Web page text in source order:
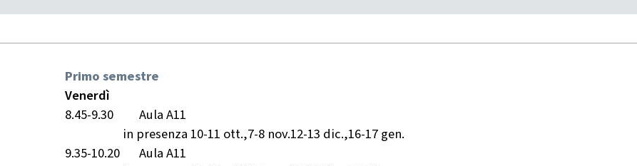
Primo semestre
Venerdì
8.45-9.30
Aula A11
in presenza 10-11 ott.,7-8 nov.12-13 dic.,16-17 gen.
9.35-10.20
Aula A11